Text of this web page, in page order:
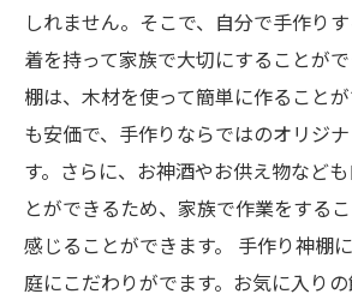
しれません。そこで、自分で手作り
着を持って家族で大切にすることが
棚は、木材を使って簡単に作ること
も安価で、手作りならではのオリジ
す。さらに、お神酒やお供え物など
とができるため、家族で作業をする
感じることができます。 手作り神棚
庭にこだわりがでます。お気に入り